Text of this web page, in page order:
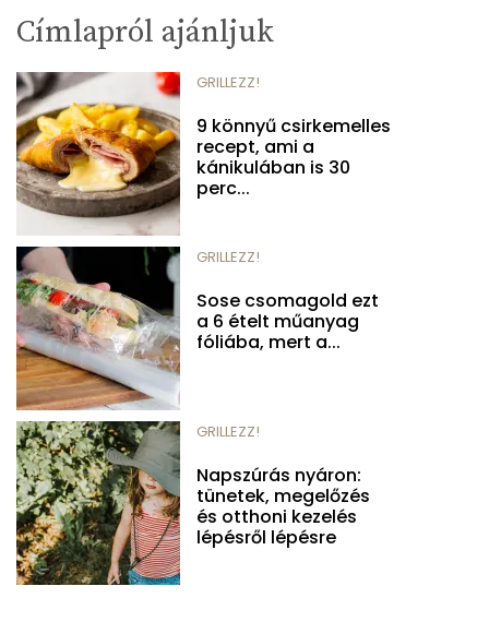
Címlapról ajánljuk
GRILLEZZ!
9 könnyű csirkemelles
recept, ami a
kánikulában is 30
perc...
GRILLEZZ!
Sose csomagold ezt
a 6 ételt műanyag
fóliába, mert a...
GRILLEZZ!
Napszúrás nyáron:
tünetek, megelőzés
és otthoni kezelés
lépésről lépésre